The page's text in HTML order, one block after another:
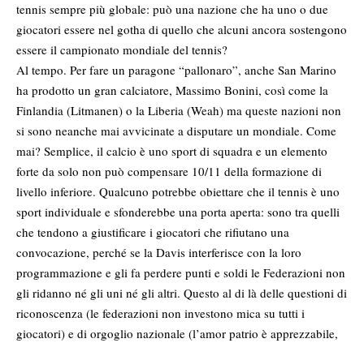
tennis sempre più globale: può una nazione che ha uno o due
giocatori essere nel gotha di quello che alcuni ancora sostengono
essere il campionato mondiale del tennis?
Al tempo. Per fare un paragone “pallonaro”, anche San Marino
ha prodotto un gran calciatore, Massimo Bonini, così come la
Finlandia (Litmanen) o la Liberia (Weah) ma queste nazioni non
si sono neanche mai avvicinate a disputare un mondiale. Come
mai? Semplice, il calcio è uno sport di squadra e un elemento
forte da solo non può compensare 10/11 della formazione di
livello inferiore. Qualcuno potrebbe obiettare che il tennis è uno
sport individuale e sfonderebbe una porta aperta: sono tra quelli
che tendono a giustificare i giocatori che rifiutano una
convocazione, perché se la Davis interferisce con la loro
programmazione e gli fa perdere punti e soldi le Federazioni non
gli ridanno né gli uni né gli altri. Questo al di là delle questioni di
riconoscenza (le federazioni non investono mica su tutti i
giocatori) e di orgoglio nazionale (l’amor patrio è apprezzabile,